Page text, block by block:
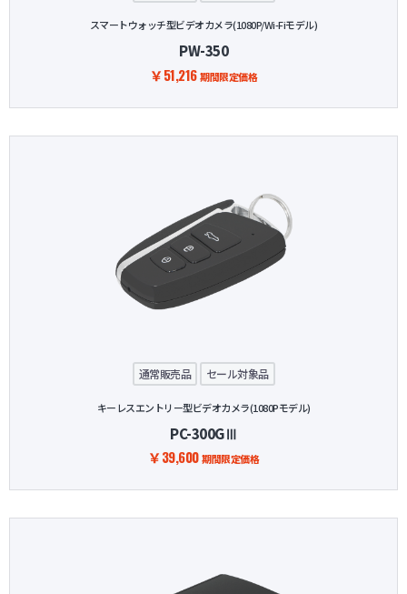
スマートウォッチ型ビデオカメラ(1080P/Wi-Fiモデル)
PW-350
￥51,216期間限定価格
通常販売品 セール対象品
キーレスエントリー型ビデオカメラ(1080Pモデル)
PC-300GⅢ
￥39,600期間限定価格